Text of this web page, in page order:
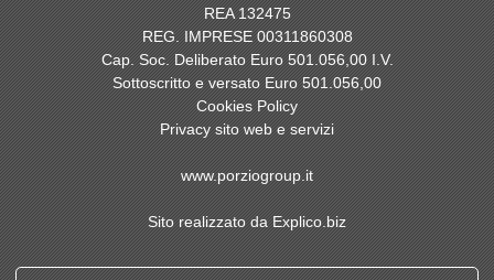
REA 132475
REG. IMPRESE 00311860308
Cap. Soc. Deliberato Euro 501.056,00 I.V.
Sottoscritto e versato Euro 501.056,00
Cookies Policy
Privacy sito web e servizi
www.porziogroup.it
Sito realizzato da Explico.biz